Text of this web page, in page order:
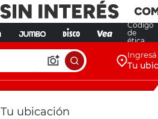
Código
de
ética
Ingresá
Tu
Tu ubicación